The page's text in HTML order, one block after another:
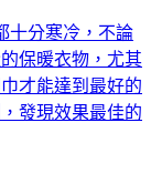
十分寒冷，不論
保暖衣物，尤其
才能達到最好的
發現效果最佳的